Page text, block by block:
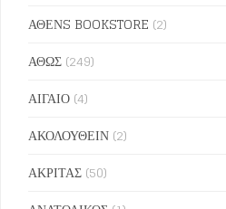
ΑΘΕΝS BOOKSTORE (2)
ΑΘΩΣ (249)
ΑΙΓΑΙΟ (4)
ΑΚΟΛΟΥΘΕΙΝ (2)
ΑΚΡΙΤΑΣ (50)